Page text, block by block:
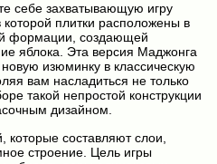
себе захватывающую игру
которой плитки расположены в
формации, создающей
яблока. Эта версия Маджонга
изюминку в классическую
вам насладиться не только
такой непростой конструкции
дизайном.
которые составляют слои,
строение. Цель игры